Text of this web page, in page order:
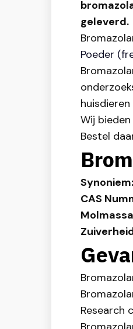
geleverd.
Poeder
Wij
Bestel
Synoniem:
CAS
Research